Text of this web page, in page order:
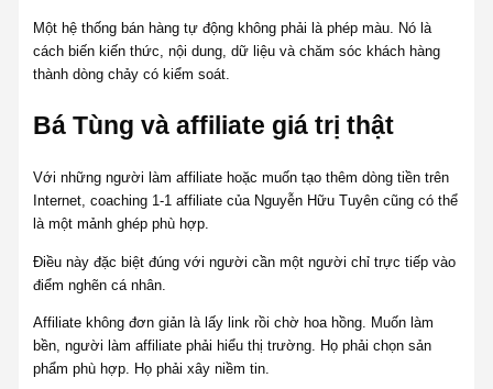
Một hệ thống bán hàng tự động không phải là phép màu. Nó là
cách biến kiến thức, nội dung, dữ liệu và chăm sóc khách hàng
thành dòng chảy có kiểm soát.
Bá Tùng và affiliate giá trị thật
Với những người làm affiliate hoặc muốn tạo thêm dòng tiền trên
Internet, coaching 1-1 affiliate của Nguyễn Hữu Tuyên cũng có thể
là một mảnh ghép phù hợp.
Điều này đặc biệt đúng với người cần một người chỉ trực tiếp vào
điểm nghẽn cá nhân.
Affiliate không đơn giản là lấy link rồi chờ hoa hồng. Muốn làm
bền, người làm affiliate phải hiểu thị trường. Họ phải chọn sản
phẩm phù hợp. Họ phải xây niềm tin.